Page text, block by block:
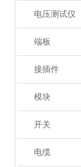
电压测试仪
端板
接插件
模块
开关
电缆